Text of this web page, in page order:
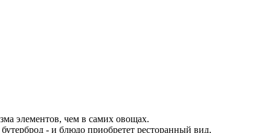
элементов, чем в самих овощах.
- и блюдо приобретет ресторанный вид,